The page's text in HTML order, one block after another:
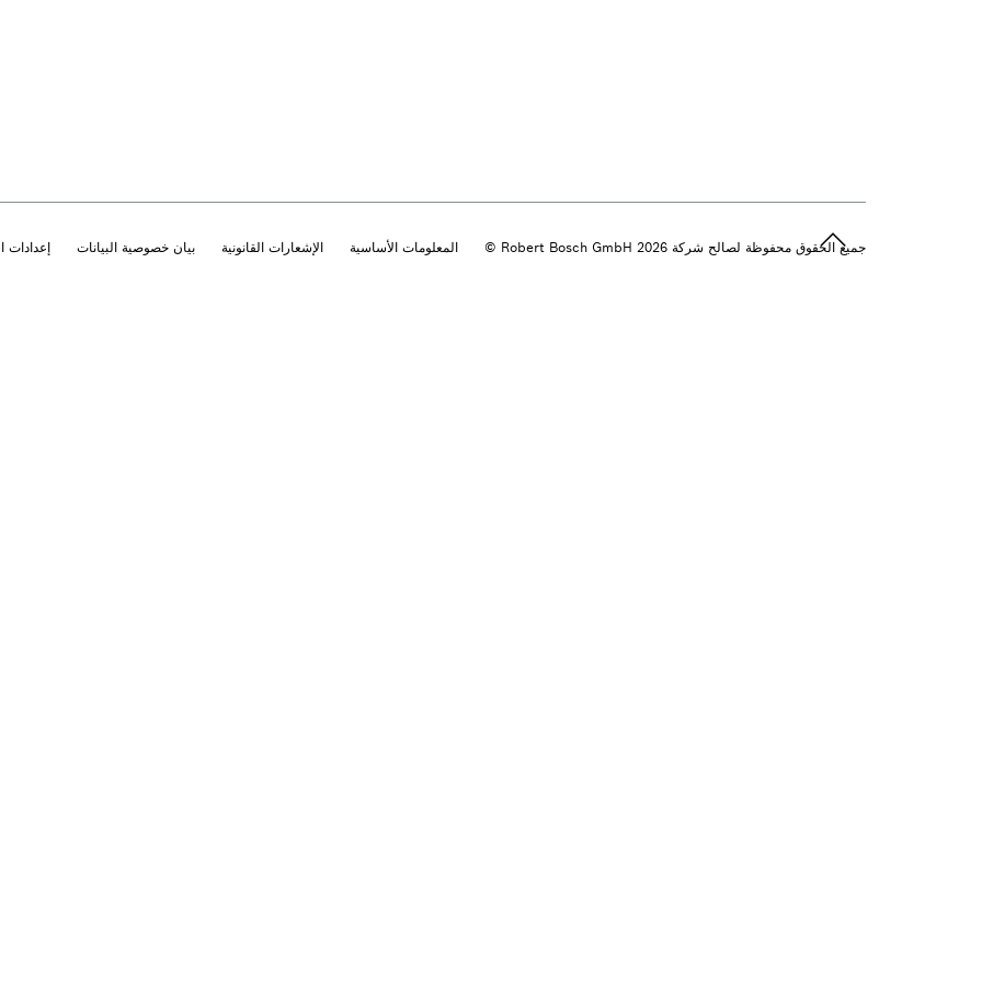
المعلومات الأساسية الإشعارات القانونية بيان خصوصية البيانات إعدادات جميع الحقوق محفوظة لصالح شركة 2026 ‎© Robert Bosch GmbH